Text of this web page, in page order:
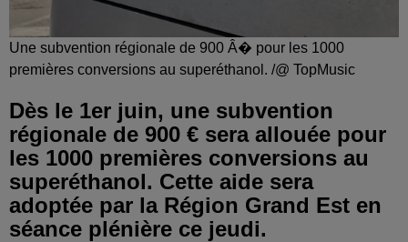
Une subvention régionale de 900 Â� pour les 1000
premières conversions au superéthanol. /@ TopMusic
Dès le 1er juin, une subvention
régionale de 900 € sera allouée pour
les 1000 premières conversions au
superéthanol. Cette aide sera
adoptée par la Région Grand Est en
séance plénière ce jeudi.